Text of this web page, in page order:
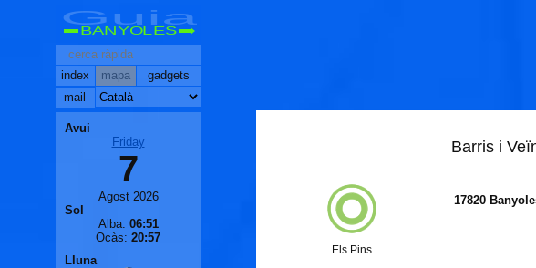
Barris i
Els Pins
17820
Guia
BANYOLES
index mapa
gadgets
mail
Avui
Friday
7
Agost 2026
Sol
Alba: 06:51
Ocàs: 20:57
Lluna